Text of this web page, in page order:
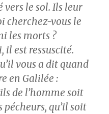
le sol. Ils leur
cherchez-vous le
les morts ?
il est ressuscité.
vous a dit quand
en Galilée :
de l’homme soit
qu’il soit